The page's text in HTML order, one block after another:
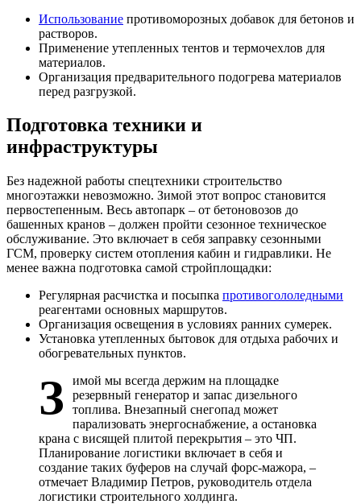
Использование противоморозных добавок для бетонов и
растворов.
Применение утепленных тентов и термочехлов для
материалов.
Организация предварительного подогрева материалов
перед разгрузкой.
Подготовка техники и
инфраструктуры
Без надежной работы спецтехники строительство
многоэтажки невозможно. Зимой этот вопрос становится
первостепенным. Весь автопарк – от бетоновозов до
башенных кранов – должен пройти сезонное техническое
обслуживание. Это включает в себя заправку сезонными
ГСМ, проверку систем отопления кабин и гидравлики. Не
менее важна подготовка самой стройплощадки:
Регулярная расчистка и посыпка противогололедными
реагентами основных маршрутов.
Организация освещения в условиях ранних сумерек.
Установка утепленных бытовок для отдыха рабочих и
обогревательных пунктов.
З
имой мы всегда держим на площадке
резервный генератор и запас дизельного
топлива. Внезапный снегопад может
парализовать энергоснабжение, а остановка
крана с висящей плитой перекрытия – это ЧП.
Планирование логистики включает в себя и
создание таких буферов на случай форс-мажора, –
отмечает Владимир Петров, руководитель отдела
логистики строительного холдинга.